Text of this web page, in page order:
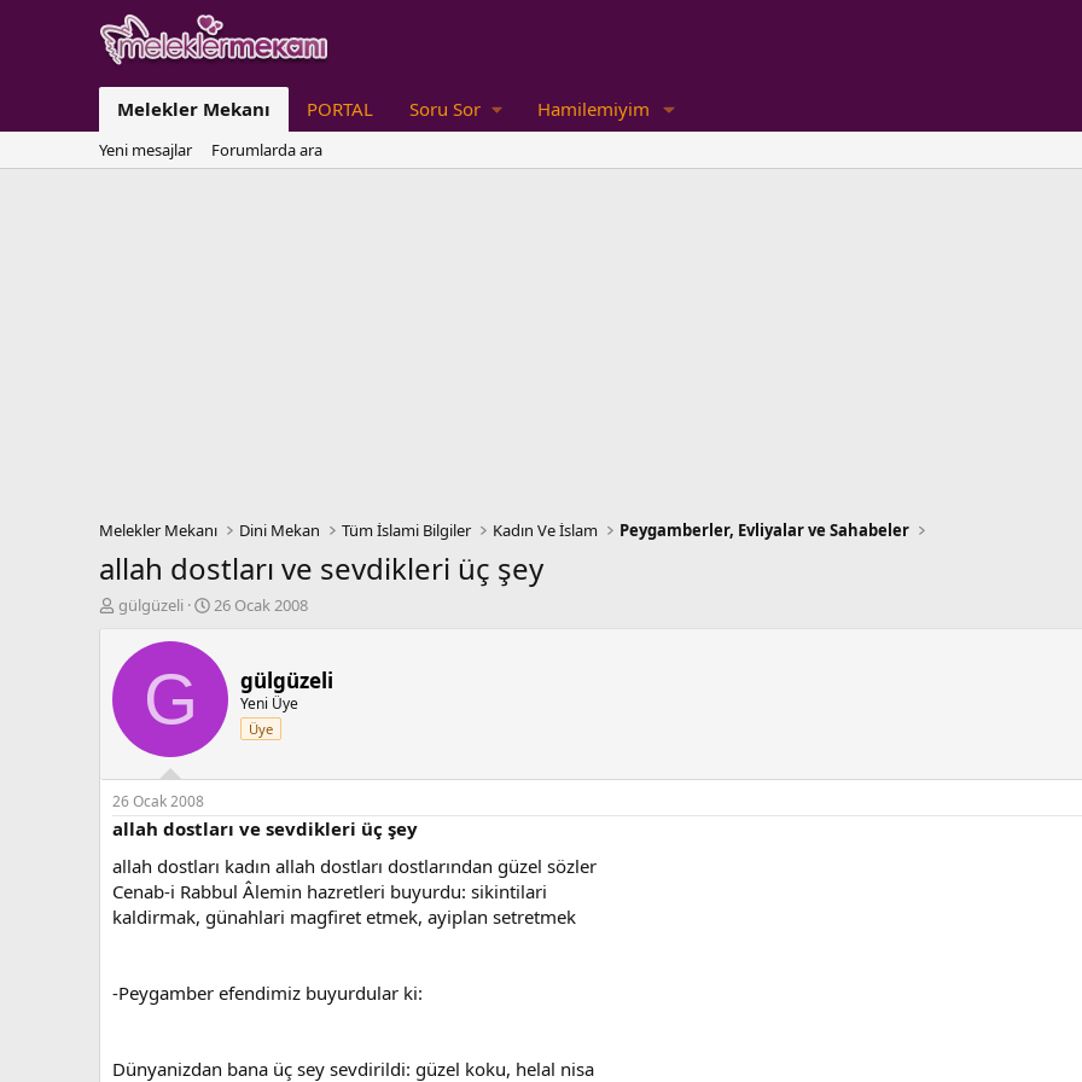
Melekler Mekanı PORTAL Soru Sor Hamilemiyim
Yeni mesajlar Forumlarda ara
Melekler Mekanı Dini Mekan Tüm İslami Bilgiler Kadın Ve İslam Peygamberler, Evliyalar ve Sahabeler
allah dostları ve sevdikleri üç şey
K
b
u
a
ş
l
a
t
a
gülgüzeli
B
l
g
ç
a
r
i
h
26 Ocak 2008
G gülgüzeli
Yeni Üye
Üye
26 Ocak 2008
allah dostları ve sevdikleri üç şey
allah dostları kadın allah dostları dostlarından güzel sözler
Cenab-i Rabbul Âlemin hazretleri buyurdu: sikintilari
kaldirmak, günahlari magfiret etmek, ayiplan setretmek
-Peygamber efendimiz buyurdular ki:
Dünyanizdan bana üç sey sevdirildi: güzel koku, helal nisa